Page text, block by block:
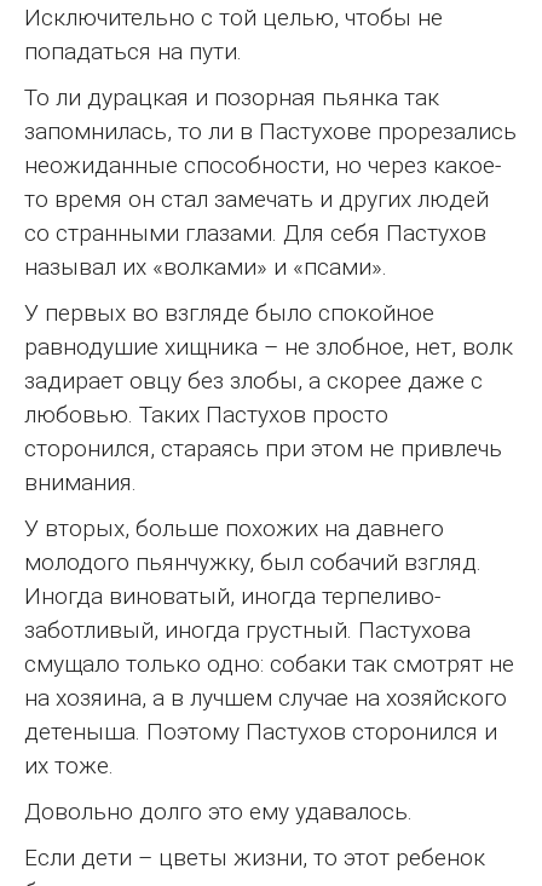
Исключительно с той целью, чтобы не
попадаться на пути.
То ли дурацкая и позорная пьянка так
запомнилась, то ли в Пастухове прорезались
неожиданные способности, но через какое-
то время он стал замечать и других людей
со странными глазами. Для себя Пастухов
называл их «волками» и «псами».
У первых во взгляде было спокойное
равнодушие хищника – не злобное, нет, волк
задирает овцу без злобы, а скорее даже с
любовью. Таких Пастухов просто
сторонился, стараясь при этом не привлечь
внимания.
У вторых, больше похожих на давнего
молодого пьянчужку, был собачий взгляд.
Иногда виноватый, иногда терпеливо-
заботливый, иногда грустный. Пастухова
смущало только одно: собаки так смотрят не
на хозяина, а в лучшем случае на хозяйского
детеныша. Поэтому Пастухов сторонился и
их тоже.
Довольно долго это ему удавалось.
Если дети – цветы жизни, то этот ребенок